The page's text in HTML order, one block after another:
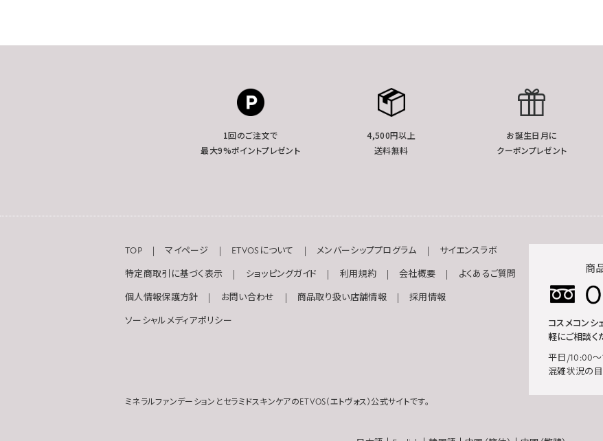
1回のご注文で
最大9%ポイントプレゼント
4,500円以上
送料無料
お誕生日月に
クーポンプレゼント
TOP マイページ ETVOSについて メンバーシッププログラム サイエンスラボ
特定商取引に基づく表示 ショッピングガイド 利用規約 会社概要 よくあるご質問
個人情報保護方針 お問い合わせ 商品取り扱い店舗情報 採用情報
ソーシャルメディアポリシー
ミネラルファンデーションとセラミドスキンケアのETVOS（エトヴォス）公式サイトです。
商
コスメコンシ
軽にご相談く
平日/10:00～
混雑状況の